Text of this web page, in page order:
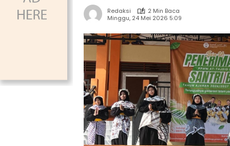
Redaksi
2 Min Baca
Minggu, 24 Mei 2026 5:09